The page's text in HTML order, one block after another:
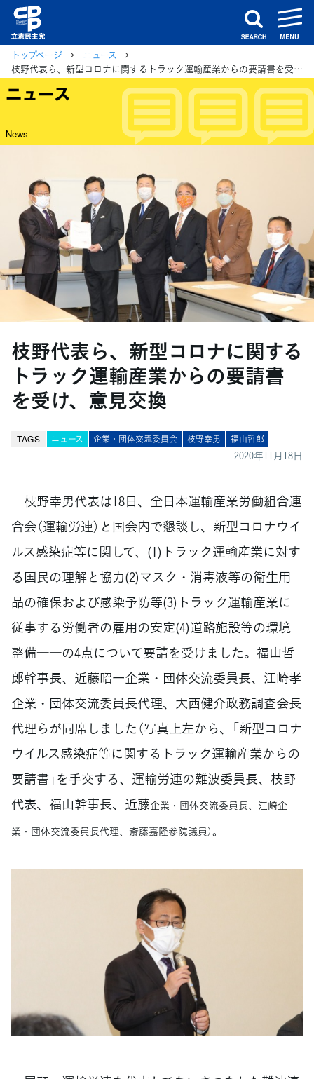
search
トップページ
ニュース
枝野代表ら、新型コロナに関するトラック運輸産業からの要請書を受け、意見交換
ニュース
News
枝野代表ら、新型コロナに関する
トラック運輸産業からの要請書
を受け、意見交換
TAGS ニュース 企業・団体交流委員会 枝野幸男 福山哲郎
2020年11月18日
枝野幸男代表は18日、全日本運輸産業労働組合連
合会（運輸労連）と国会内で懇談し、新型コロナウイ
ルス感染症等に関して、(1)トラック運輸産業に対す
る国民の理解と協力(2)マスク・消毒液等の衛生用
品の確保および感染予防等(3)トラック運輸産業に
従事する労働者の雇用の安定(4)道路施設等の環境
整備――の4点について要請を受けました。福山哲
郎幹事長、近藤昭一企業・団体交流委員長、江崎孝
企業・団体交流委員長代理、大西健介政務調査会長
代理らが同席しました（写真上左から、「新型コロナ
ウイルス感染症等に関するトラック運輸産業からの
要請書」を手交する、運輸労連の難波委員長、枝野
代表、福山幹事長、近藤企業・団体交流委員長、江崎企
業・団体交流委員長代理、斎藤嘉隆参院議員）。